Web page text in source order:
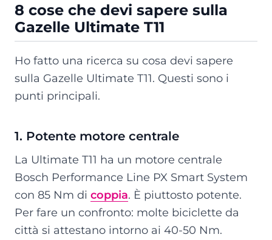
8 cose che devi sapere sulla
Gazelle Ultimate T11
Ho fatto una ricerca su cosa devi sapere
sulla Gazelle Ultimate T11. Questi sono i
punti principali.
1. Potente motore centrale
La Ultimate T11 ha un motore centrale
Bosch Performance Line PX Smart System
con 85 Nm di coppia. È piuttosto potente.
Per fare un confronto: molte biciclette da
città si attestano intorno ai 40-50 Nm.